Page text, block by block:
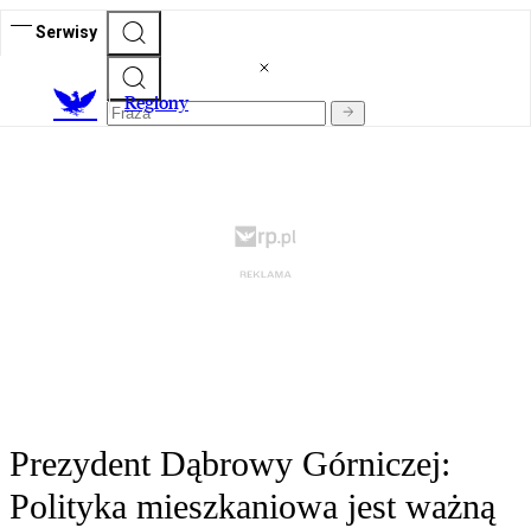
Serwisy
Regiony
Prezydent Dąbrowy Górniczej:
Polityka mieszkaniowa jest ważną